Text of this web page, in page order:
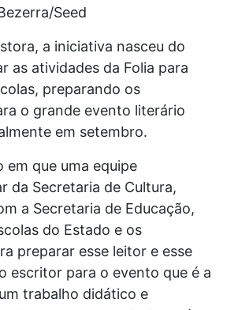
Seed
a iniciativa nasceu do
as atividades da Folia para
preparando os
o grande evento literário
em setembro.
em que uma equipe
da Secretaria de Cultura,
a Secretaria de Educação,
do Estado e os
preparar esse leitor e esse
escritor para o evento que é a
trabalho didático e